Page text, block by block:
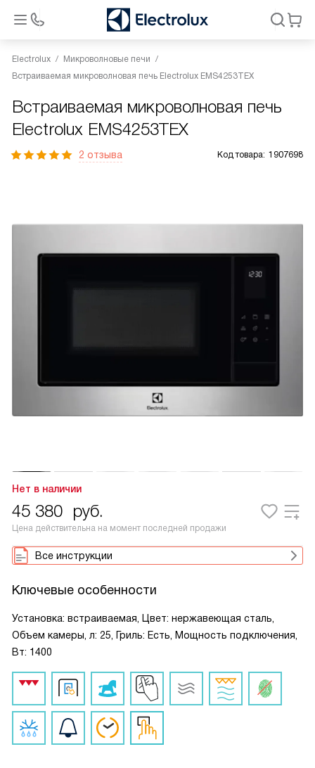
Electrolux
Микроволновые печи
Встраиваемая микроволновая печь Electrolux EMS4253TEX
Встраиваемая микроволновая печь
Electrolux EMS4253TEX
2 отзыва Код товара: 1907698
Нет в наличии
45 380 руб.
Цена действительна на момент последней продажи
Все инструкции
Ключевые особенности
Установка: встраиваемая, Цвет: нержавеющая сталь,
Объем камеры, л: 25, Гриль: Есть, Мощность подключения,
Вт: 1400